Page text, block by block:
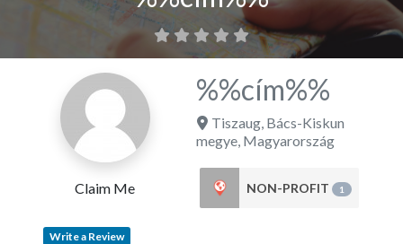
Claim Me
%%cím%%
Tiszaug, Bács-Kiskun
megye, Magyarország
NON-PROFIT 1
Write a Review